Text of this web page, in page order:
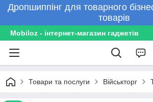
Дропшиппінг для товарного
товарів
Mobiloz - інтернет-магазин гаджетів
Товари та послуги Військторг